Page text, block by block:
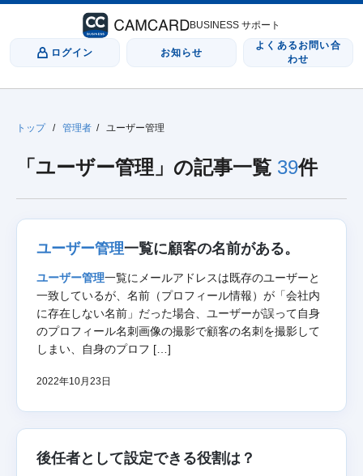
BUSINESS サポート
ログイン お知らせ
よくあるお問い合
わせ
トップ / 管理者 / ユーザー管理
「ユーザー管理」の記事一覧 39件
ユーザー管理一覧に顧客の名前がある。
ユーザー管理一覧にメールアドレスは既存のユーザーと
一致しているが、名前（プロフィール情報）が「会社内
に存在しない名前」だった場合、ユーザーが誤って自身
のプロフィール名刺画像の撮影で顧客の名刺を撮影して
しまい、自身のプロフ […]
2022年10月23日
後任者として設定できる役割は？